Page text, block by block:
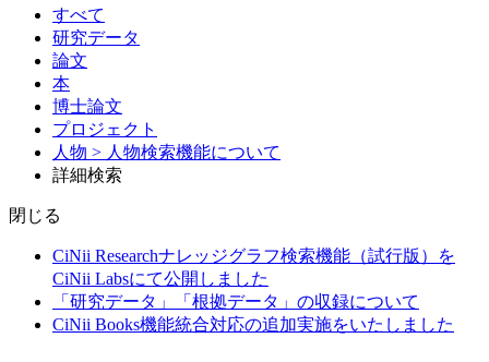
すべて
研究データ
論文
本
博士論文
プロジェクト
人物 > 人物検索機能について
詳細検索
閉じる
CiNii Researchナレッジグラフ検索機能（試行版）を
CiNii Labsにて公開しました
「研究データ」「根拠データ」の収録について
CiNii Books機能統合対応の追加実施をいたしました